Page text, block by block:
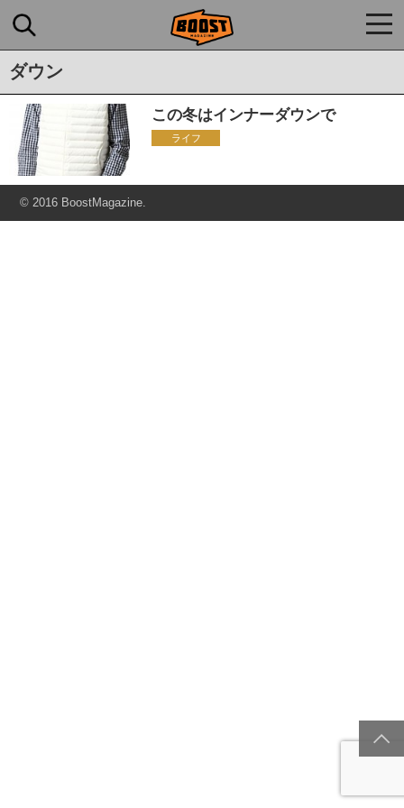
ダウン
この冬はインナーダウンで
ライフ
© 2016 BoostMagazine.